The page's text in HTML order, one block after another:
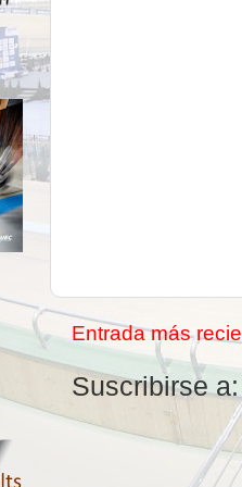
Entrada más
Suscribirse